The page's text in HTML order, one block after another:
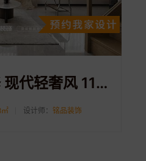
杭州申花印月装修 现代轻奢风 118平米房子装修
㎡ 设计师： 铭品装饰